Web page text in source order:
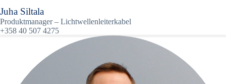
Juha Siltala
Produktmanager – Lichtwellenleiterkabel
+358 40 507 4275